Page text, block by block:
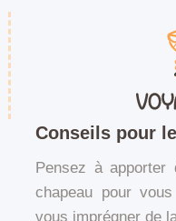
Conseils pour
Pensez à apporter
chapeau pour
vous imprégner de